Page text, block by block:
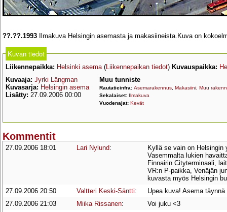
??.??.1993 Ilmakuva Helsingin asemasta ja makasiineista.Kuva on
Kuvan tiedot
Liikennepaikka: Helsinki asema(Liikennepaikan tiedot) Kuvauspaikka:
Kuvaaja: Jyrki Längman
Kuvasarja: Helsingin asema
Lisätty: 27.09.2006 00:00
Muu tunniste
Rautatieinfra: Asemarakennus Makasiini Muu
Sekalaiset: Ilmakuva
Vuodenajat: Kevät
Kommentit
27.09.2006 18:01 Lari Nylund:
Kyllä se vain on
Vasemmalta lukien
Finnairin Cityterminaali,
VR:n P-paikka, Venäjän
kuvasta myös Helsingin
27.09.2006 20:50
Valtteri Keski-Säntti:
Upea kuva! Asema
27.09.2006 21:03
Miika Rissanen:
Voi juku <3